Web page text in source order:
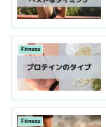
Fitness
Fitness